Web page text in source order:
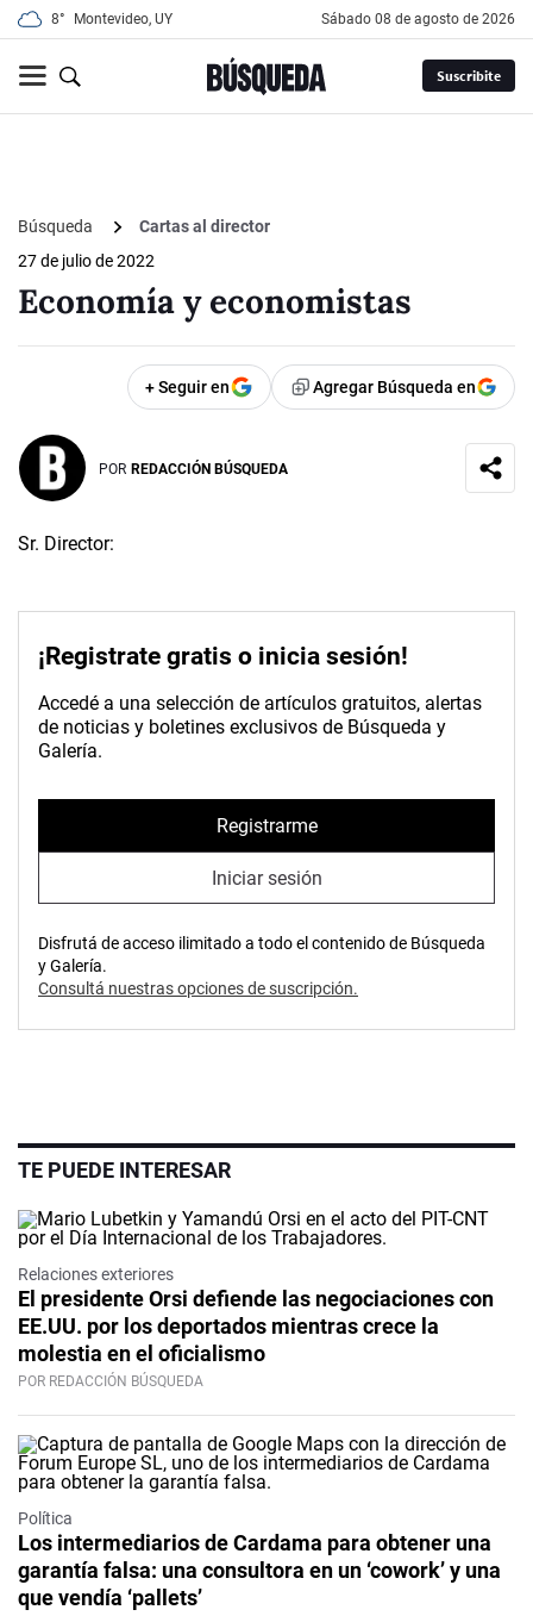
8° Montevideo, UY sábado 08 de agosto de 2026
Suscribite
Búsqueda
Cartas al director
27 de julio de 2022
Economía y economistas
+ Seguir en Agregar Búsqueda en
POR REDACCIÓN BÚSQUEDA
Sr. Director:
¡Registrate gratis o inicia sesión!
Accedé a una selección de artículos gratuitos, alertas
de noticias y boletines exclusivos de Búsqueda y
Galería.
Registrarme
Iniciar sesión
Disfrutá de acceso ilimitado a todo el contenido de Búsqueda
y Galería.
Consultá nuestras opciones de suscripción.
TE PUEDE INTERESAR
Relaciones exteriores
El presidente Orsi defiende las negociaciones con
EE.UU. por los deportados mientras crece la
molestia en el oficialismo
POR REDACCIÓN BÚSQUEDA
Política
Los intermediarios de Cardama para obtener una
garantía falsa: una consultora en un ‘cowork’ y una
que vendía ‘pallets’